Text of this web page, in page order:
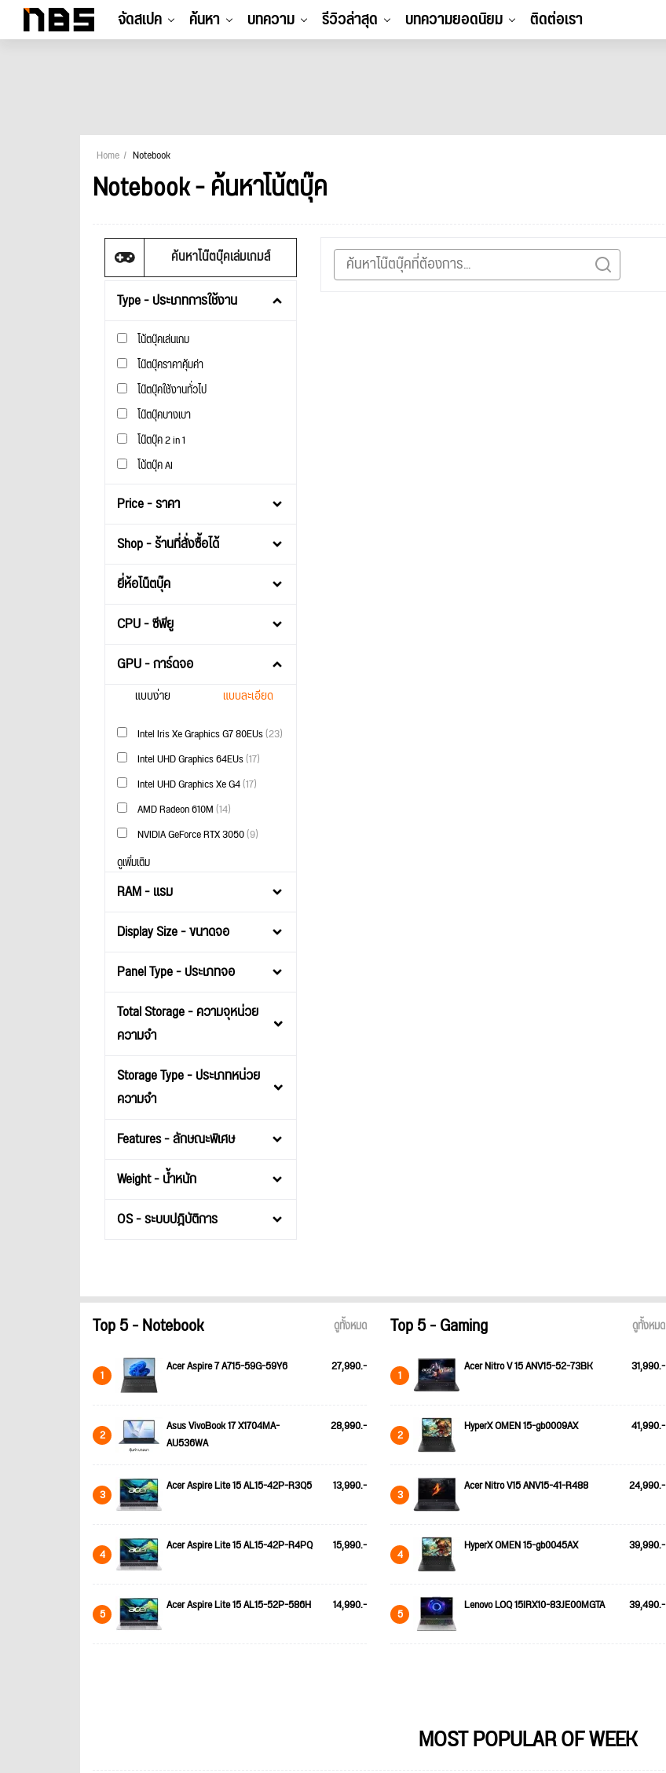
จัดสเปค ค้นหา บทความ รีวิวล่าสุด บทความยอดนิยม ติดต่อเรา
Home Notebook
Notebook - ค้นหาโน้ตบุ๊ค
ค้นหาโน๊ตบุ๊คเล่มเกมส์
Type - ประเภทการใช้งาน
โน้ตบุ๊คเล่นเกม
โน๊ตบุ๊คราคาคุ้มค่า
โน๊ตบุ๊คใช้งานทั่วไป
โน๊ตบุ๊คบางเบา
โน๊ตบุ๊ค 2 in 1
โน้ตบุ๊ค AI
Price - ราคา
Shop - ร้านที่สั่งซื้อได้
ยี่ห้อโน็ตบุ๊ค
CPU - ซีพียู
GPU - การ์ดจอ
แบบง่าย แบบละเอียด
Intel Iris Xe Graphics G7 80EUs(23)
Intel UHD Graphics 64EUs(17)
Intel UHD Graphics Xe G4(17)
AMD Radeon 610M(14)
NVIDIA GeForce RTX 3050(9)
ดูเพิ่มเติม
RAM - แรม
Display Size - ขนาดจอ
Panel Type - ประเภทจอ
Total Storage - ความจุหน่วย
ความจำ
Storage Type - ประเภทหน่วย
ความจำ
Features - ลักษณะพิเศษ
Weight - น้ำหนัก
OS - ระบบปฎิบัติการ
Top 5 - Notebook ดูทั้งหมด
1 Acer Aspire 7 A715-59G-59Y6 27,990.-
2
Asus VivoBook 17 X1704MA-
AU536WA
28,990.-
3 Acer Aspire Lite 15 AL15-42P-R3Q5 13,990.-
4 Acer Aspire Lite 15 AL15-42P-R4PQ 15,990.-
5 Acer Aspire Lite 15 AL15-52P-586H 14,990.-
Top 5 - Gaming ดูทั้งหมด
1 Acer Nitro V 15 ANV15-52-73BK 31,990.-
2 HyperX OMEN 15-gb0009AX 41,990.-
3 Acer Nitro V15 ANV15-41-R488 24,990.-
4 HyperX OMEN 15-gb0045AX 39,990.-
5 Lenovo LOQ 15IRX10-83JE00MGTA 39,490.-
MOST POPULAR OF WEEK